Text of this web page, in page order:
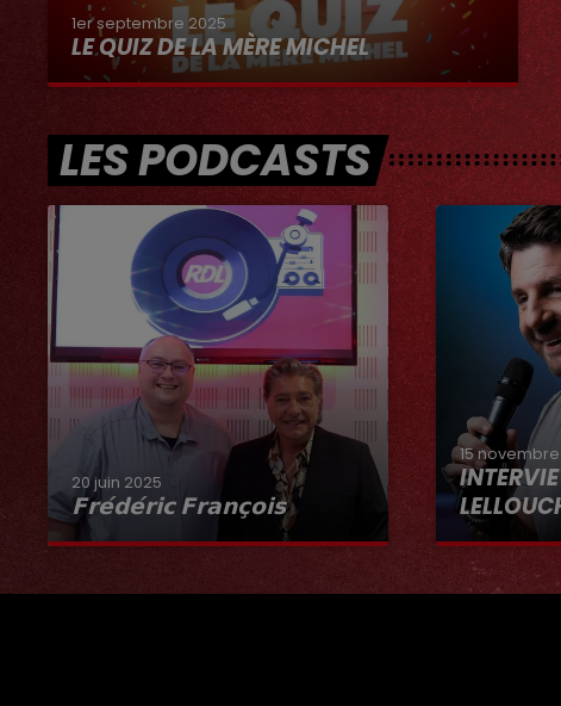
1er septembre 2025
LE QUIZ DE LA MÈRE MICHEL
LES PODCASTS
20 juin 2025
𝗙𝗿𝗲́𝗱𝗲́𝗿𝗶𝗰 𝗙𝗿𝗮𝗻𝗰̧𝗼𝗶𝘀
Interview du 20 juin 2025
15